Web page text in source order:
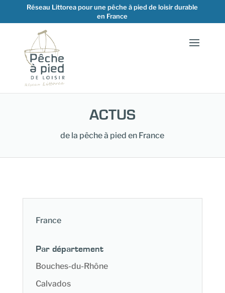
Réseau Littorea pour une pêche à pied de loisir durable
en France
ACTUS
de la pêche à pied en France
France
Par département
Bouches-du-Rhône
Calvados